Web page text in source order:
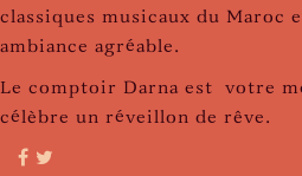
classiques musicaux du Maroc
ambiance agréable.
Le comptoir Darna est votre
célèbre un réveillon de rêve.